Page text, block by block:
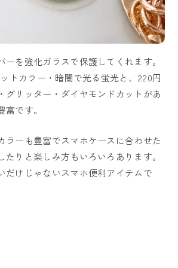
ーを強化ガラスで保護してくれます。
トカラー・暗闇で光る蛍光と、220円
グリッター・ダイヤモンドカットがあ
です。
ラーも豊富でスマホケースに合わせた
たりと楽しみ方もいろいろあります。
だけじゃないスマホ便利アイテムで